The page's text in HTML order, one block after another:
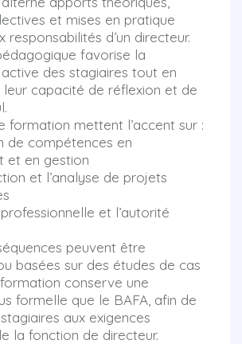
et mises en pratique
responsabilités d’un directeur.
favorise la
des stagiaires tout en
capacité de réflexion et de
formation mettent l’accent sur :
de compétences en
et en gestion
et l’analyse de projets
et l’autorité
peuvent être
basées sur des études de cas
conserve une
formelle que le BAFA, afin de
aux exigences
la fonction de directeur.